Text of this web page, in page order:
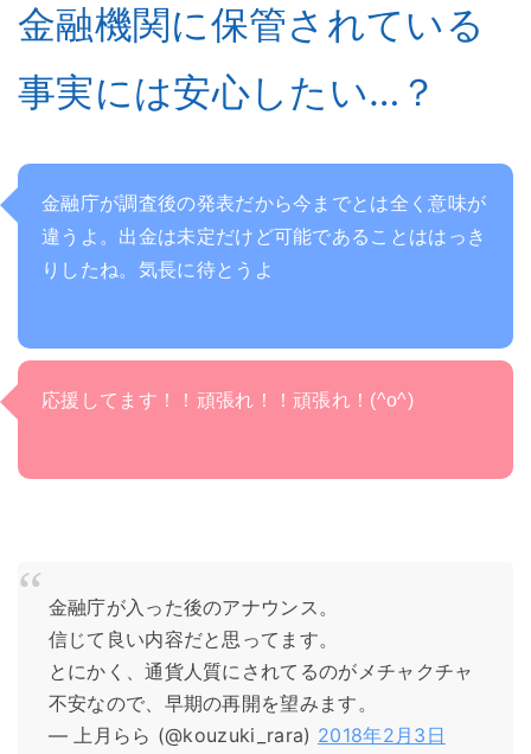
金融機関に保管されている
事実には安心したい…？
金融庁が調査後の発表だから今までとは全く意味が
違うよ。出金は未定だけど可能であることははっき
りしたね。気長に待とうよ
応援してます！！頑張れ！！頑張れ！(^o^)
金融庁が入った後のアナウンス。
信じて良い内容だと思ってます。
とにかく、通貨人質にされてるのがメチャクチャ
不安なので、早期の再開を望みます。
— 上月らら (@kouzuki_rara) 2018年2月3日